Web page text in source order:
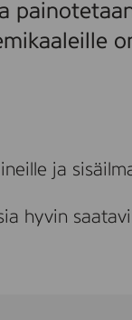
O
0
0
ja
hyvin